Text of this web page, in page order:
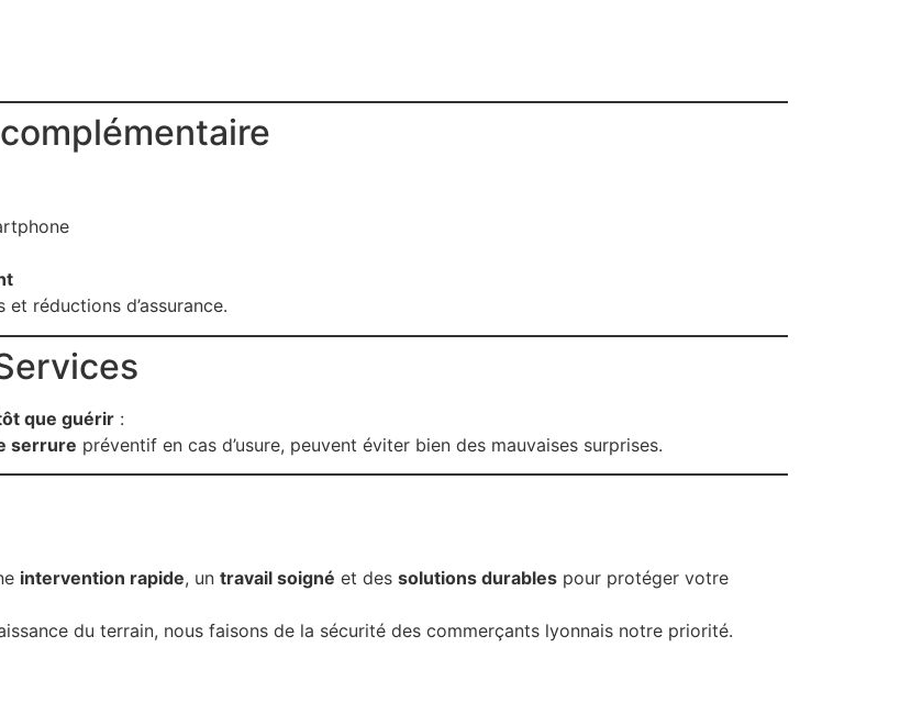
réductions d’assurance.
que guérir :
serrure préventif en cas d’usure, peuvent éviter bien des mauvaises surprises.
intervention rapide, un travail soigné et des solutions durables pour protéger votre
du terrain, nous faisons de la sécurité des commerçants lyonnais notre priorité.